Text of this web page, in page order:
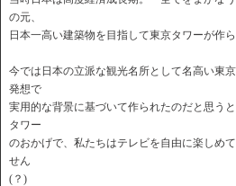
の元、
日本一高い建築物を目指して東京タワーが作ら
今では日本の立派な観光名所として名高い東
発想で
実用的な背景に基づいて作られたのだと思う
タワー
のおかげで、私たちはテレビを自由に楽しめ
せん
(？)